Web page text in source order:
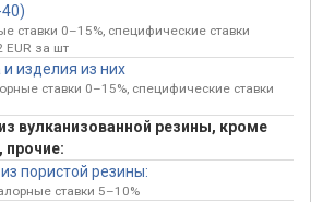
ставки 0–15%, специфические ставки
EUR за шт
изделия из них
ставки 0–15%, специфические ставки
вулканизованной резины, кроме
прочие:
пористой резины:
ставки 5–10%